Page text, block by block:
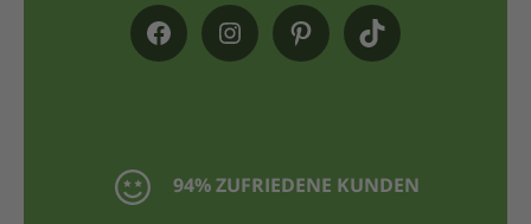
94% ZUFRIEDENE KUNDEN